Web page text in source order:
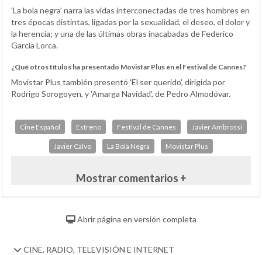
'La bola negra' narra las vidas interconectadas de tres hombres en
tres épocas distintas, ligadas por la sexualidad, el deseo, el dolor y
la herencia; y una de las últimas obras inacabadas de Federico
García Lorca.
¿Qué otros títulos ha presentado Movistar Plus en el Festival de Cannes?
Movistar Plus también presentó 'El ser querido', dirigida por
Rodrigo Sorogoyen, y 'Amarga Navidad', de Pedro Almodóvar.
Cine Español Estreno Festival de Cannes Javier Ambrossi
Javier Calvo La Bola Negra Movistar Plus
Mostrar comentarios +
Abrir página en versión completa
CINE, RADIO, TELEVISIÓN E INTERNET